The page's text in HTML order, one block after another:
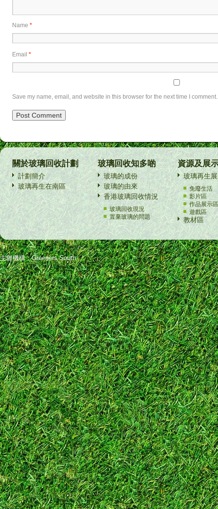
Name *
Email *
Save my name, email, and website in this browser for the next time I comment.
關於玻璃回收計劃
計劃簡介
玻璃再生在南區
玻璃回收知多啲
玻璃的成份
玻璃的由來
香港玻璃回收情況
玻璃回收現況
置棄玻璃的問題
資源及展
玻璃再生
免廢生活
影片區
作品展示區
遊戲區
教材區
主辦機構：Greeners South